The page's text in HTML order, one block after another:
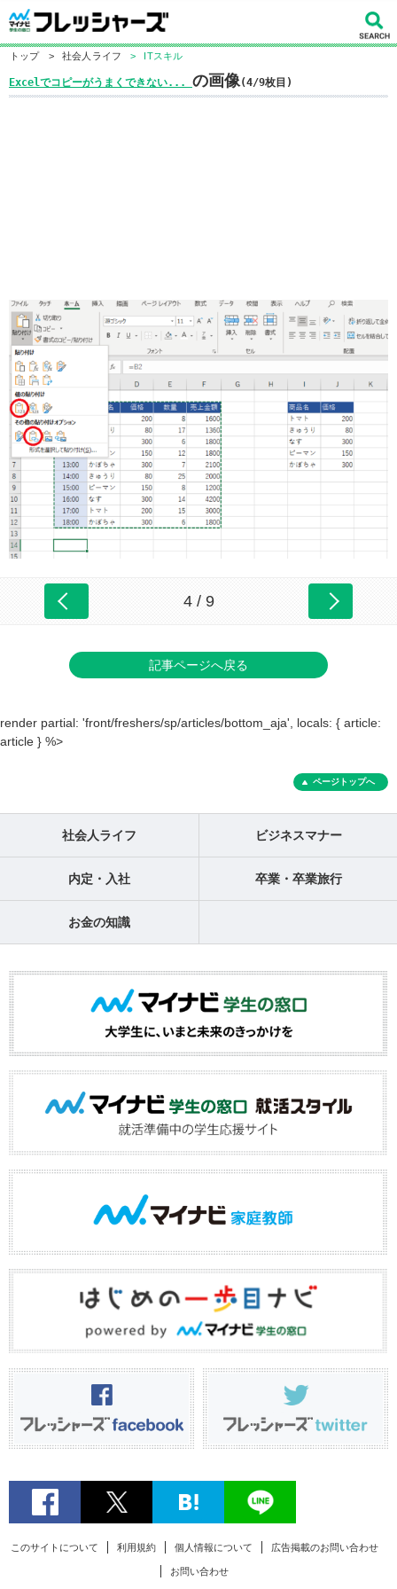
トップ > 社会人ライフ > ITスキル
Excelでコピーがうまくできない... の画像(4/9枚目)
4 / 9
記事ページへ戻る
render partial: 'front/freshers/sp/articles/bottom_aja', locals: { article:
article } %>
ページトップへ
社会人ライフ ビジネスマナー
内定・入社 卒業・卒業旅行
お金の知識
このサイトについて 利用規約 個人情報について 広告掲載のお問い合わせ
お問い合わせ